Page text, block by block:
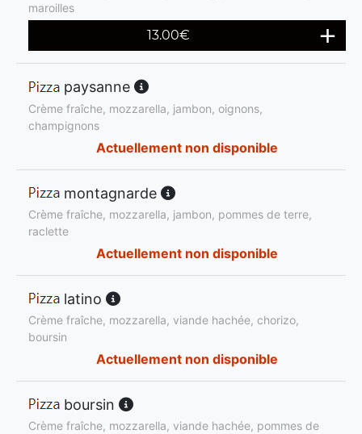
maroilles
13.00€
paysanne
Crème fraîche, mozzarella, jambon, oignons,
champignons
Actuellement non disponible
montagnarde
Crème fraîche, mozzarella, jambon, pommes de terre,
raclette
Actuellement non disponible
latino
Crème fraîche, mozzarella, viande hachée, chorizo,
boursin
Actuellement non disponible
boursin
Crème fraîche, mozzarella, viande hachée, pommes de